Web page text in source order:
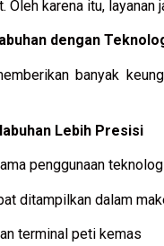
Oleh karena itu,
dengan
banyak
Lebih Presisi
penggunaan
ditampilkan dalam
terminal peti kemas